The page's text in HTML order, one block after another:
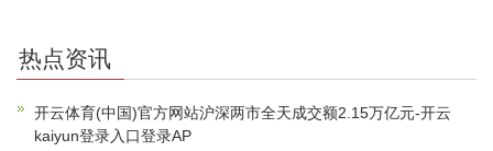
热点资讯
开云体育(中国)官方网站沪深两市全天成交额2.15万亿元-开云
kaiyun登录入口登录AP